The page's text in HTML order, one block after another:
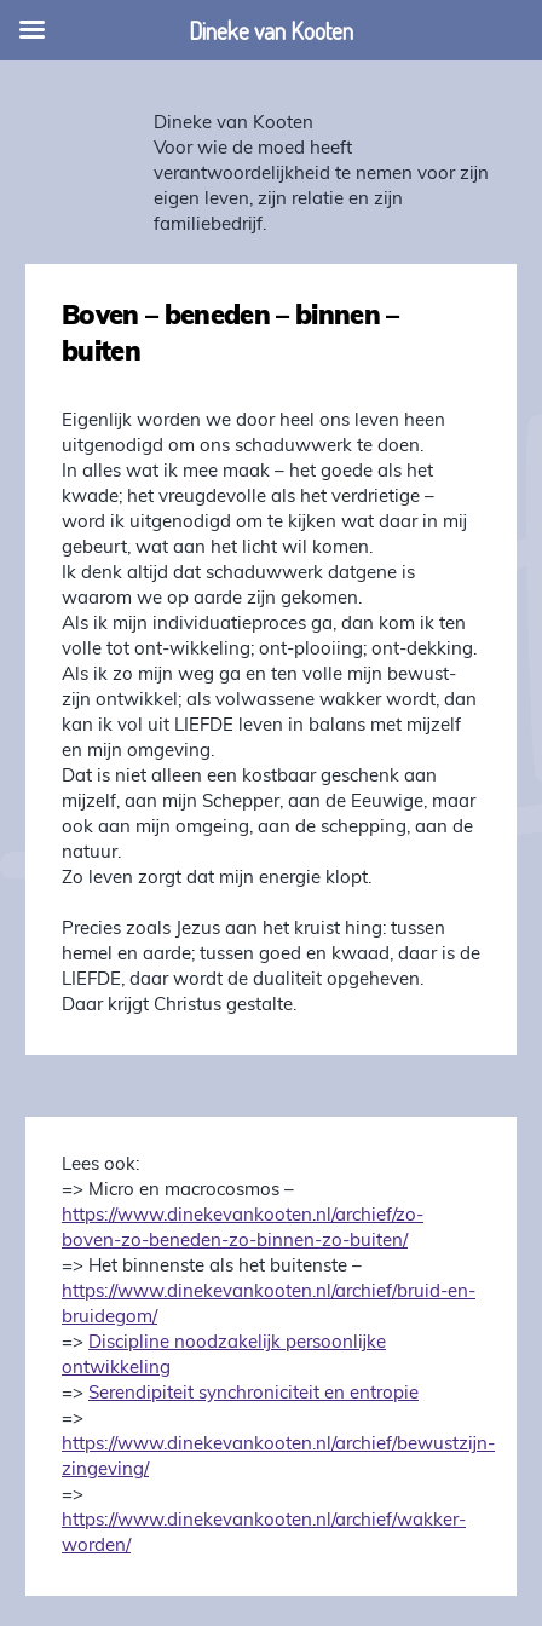
Dineke van Kooten
Voor wie de moed heeft
verantwoordelijkheid te nemen voor zijn
eigen leven, zijn relatie en zijn
familiebedrijf.
Boven – beneden – binnen –
buiten
Eigenlijk worden we door heel ons leven heen
uitgenodigd om ons schaduwwerk te doen.
In alles wat ik mee maak – het goede als het
kwade; het vreugdevolle als het verdrietige –
word ik uitgenodigd om te kijken wat daar in mij
gebeurt, wat aan het licht wil komen.
Ik denk altijd dat schaduwwerk datgene is
waarom we op aarde zijn gekomen.
Als ik mijn individuatieproces ga, dan kom ik ten
volle tot ont-wikkeling; ont-plooiing; ont-dekking.
Als ik zo mijn weg ga en ten volle mijn bewust-
zijn ontwikkel; als volwassene wakker wordt, dan
kan ik vol uit LIEFDE leven in balans met mijzelf
en mijn omgeving.
Dat is niet alleen een kostbaar geschenk aan
mijzelf, aan mijn Schepper, aan de Eeuwige, maar
ook aan mijn omgeing, aan de schepping, aan de
natuur.
Zo leven zorgt dat mijn energie klopt.
Precies zoals Jezus aan het kruist hing: tussen
hemel en aarde; tussen goed en kwaad, daar is de
LIEFDE, daar wordt de dualiteit opgeheven.
Daar krijgt Christus gestalte.
Lees ook:
=> Micro en macrocosmos –
https://www.dinekevankooten.nl/archief/zo-
boven-zo-beneden-zo-binnen-zo-buiten/
=> Het binnenste als het buitenste –
https://www.dinekevankooten.nl/archief/bruid-en-
bruidegom/
=> Discipline noodzakelijk persoonlijke
ontwikkeling
=> Serendipiteit synchroniciteit en entropie
=>
https://www.dinekevankooten.nl/archief/bewustzijn-
zingeving/
=>
https://www.dinekevankooten.nl/archief/wakker-
worden/
Dineke van Kooten